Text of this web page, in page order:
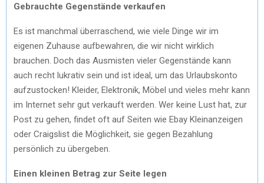
Gebrauchte Gegenstände verkaufen
Es ist manchmal überraschend, wie viele Dinge wir im
eigenen Zuhause aufbewahren, die wir nicht wirklich
brauchen. Doch das Ausmisten vieler Gegenstände kann
auch recht lukrativ sein und ist ideal, um das Urlaubskonto
aufzustocken! Kleider, Elektronik, Möbel und vieles mehr kann
im Internet sehr gut verkauft werden. Wer keine Lust hat, zur
Post zu gehen, findet oft auf Seiten wie Ebay Kleinanzeigen
oder Craigslist die Möglichkeit, sie gegen Bezahlung
persönlich zu übergeben.
Einen kleinen Betrag zur Seite legen